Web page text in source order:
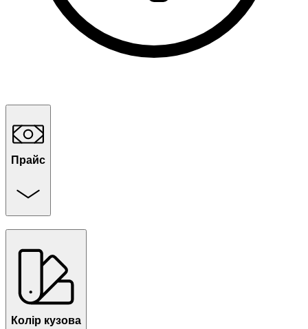
Прайс
Колір кузова